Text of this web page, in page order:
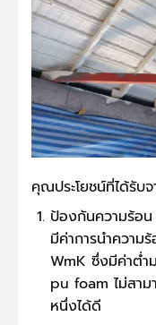
คุณประโยชน์ที่ได้รับ
ป้องกันความร้อ
มีค่าการนำควา
WmK ซึ่งมีค่าต่ำ
pu foam ไม่สาม
หนึ่งได้ดี